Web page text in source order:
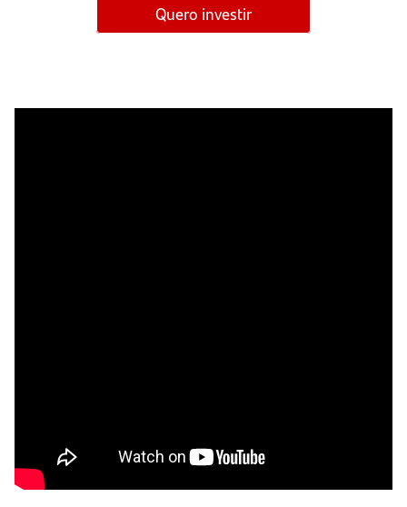
Quero investir